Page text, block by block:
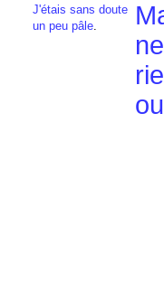
J'étais sans doute
un peu pâle.